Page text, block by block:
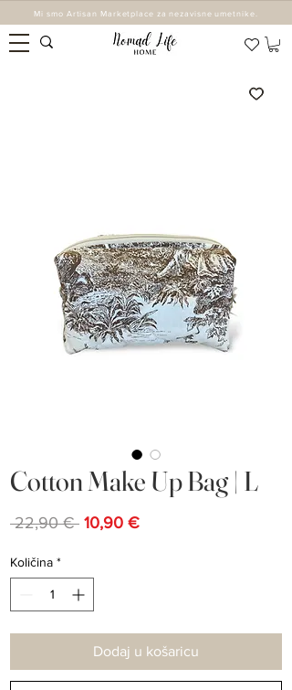
Mi smo Artisan Marketplace za nezavisne umetnike.
Cotton Make Up Bag | L
22,90 € Redovna
10,90 €Cijena
Količina *
Dodaj u košaricu